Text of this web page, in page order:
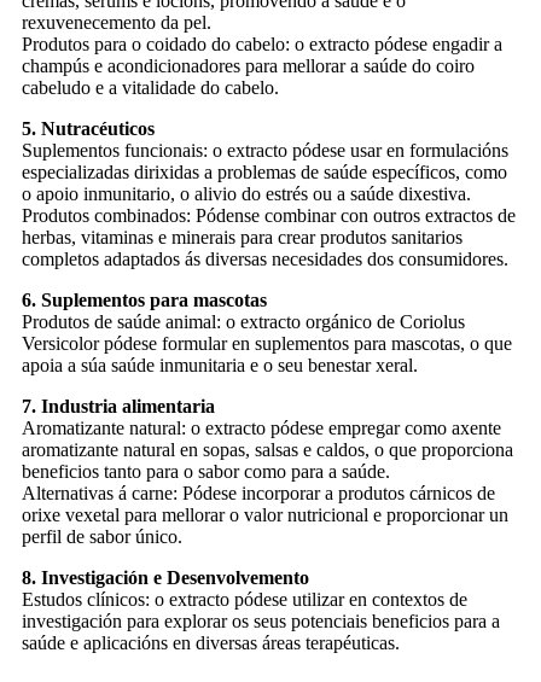
rexuvenecemento da pel.
Produtos para o coidado do cabelo: o extracto pódese engadir a
champús e acondicionadores para mellorar a saúde do coiro
cabeludo e a vitalidade do cabelo.
5. Nutracéuticos
Suplementos funcionais: o extracto pódese usar en formulacións
especializadas dirixidas a problemas de saúde específicos, como
o apoio inmunitario, o alivio do estrés ou a saúde dixestiva.
Produtos combinados: Pódense combinar con outros extractos de
herbas, vitaminas e minerais para crear produtos sanitarios
completos adaptados ás diversas necesidades dos consumidores.
6. Suplementos para mascotas
Produtos de saúde animal: o extracto orgánico de Coriolus
Versicolor pódese formular en suplementos para mascotas, o que
apoia a súa saúde inmunitaria e o seu benestar xeral.
7. Industria alimentaria
Aromatizante natural: o extracto pódese empregar como axente
aromatizante natural en sopas, salsas e caldos, o que proporciona
beneficios tanto para o sabor como para a saúde.
Alternativas á carne: Pódese incorporar a produtos cárnicos de
orixe vexetal para mellorar o valor nutricional e proporcionar un
perfil de sabor único.
8. Investigación e Desenvolvemento
Estudos clínicos: o extracto pódese utilizar en contextos de
investigación para explorar os seus potenciais beneficios para a
saúde e aplicacións en diversas áreas terapéuticas.